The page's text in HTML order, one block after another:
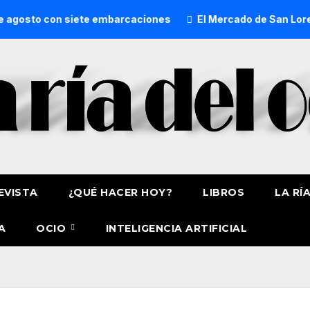
siete embarcaciones El Mercado de San Lorenzo de
¿QUÉ HACER HOY? LIBROS LA
OCIO INTELIGENCIA ARTIFICIAL